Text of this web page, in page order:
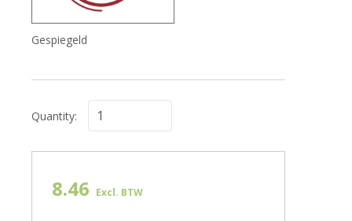
Gespiegeld
Quantity:
8.46 Excl. BTW